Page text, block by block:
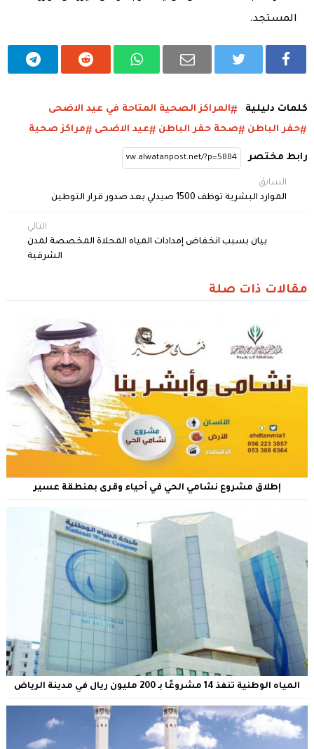
المستجد.
كلمات دليلية
المراكز الصحية المتاحة في عيد الاضحى
حفر الباطن
صحة حفر الباطن عيد الاضحى مراكز صحية
رابط مختصر
السابق
الموارد البشرية توظف 1500 صيدلي بعد صدور قرار التوطين
التالي
بيان بسبب انخفاض إمدادات المياه المحلاة المخصصة لمدن
الشرقية
مقالات ذات صلة
إطلاق مشروع نشامي الحي في أحياء وقرى بمنطقة عسير
المياه الوطنية تنفذ 14 مشروعًا بـ 200 مليون ريال في مدينة الرياض